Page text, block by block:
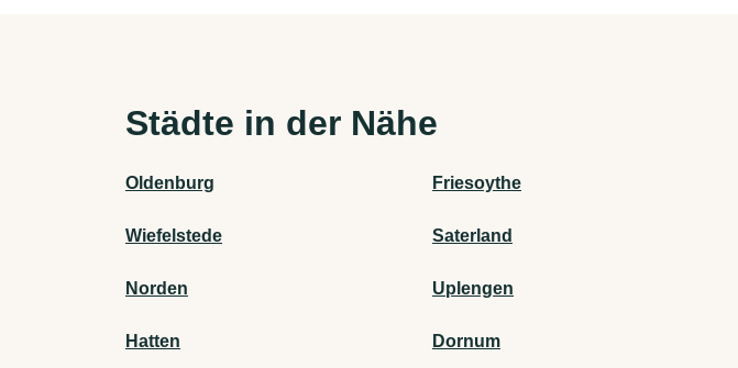
Städte in der Nähe
Oldenburg Friesoythe
Wiefelstede Saterland
Norden Uplengen
Hatten Dornum